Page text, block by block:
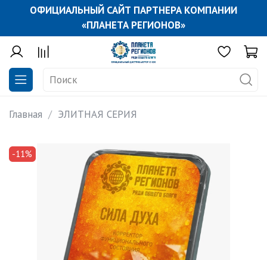
ОФИЦИАЛЬНЫЙ САЙТ ПАРТНЕРА КОМПАНИИ
«ПЛАНЕТА РЕГИОНОВ»
Главная ЭЛИТНАЯ СЕРИЯ
-11%